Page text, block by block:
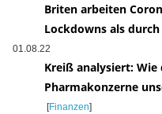
Briten arbeiten
Lockdowns als durch
01.08.22
Kreiß analysiert:
Pharmakonzerne
[Finanzen]